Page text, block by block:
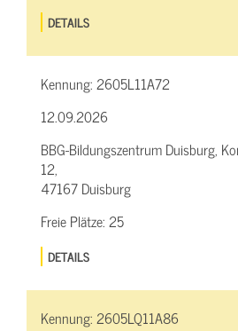
DETAILS
Kennung:2605L11A72
12.09.2026
BBG-Bildungszentrum Duisburg,
12,
47167 Duisburg
Freie Plätze:25
DETAILS
Kennung:2605LQ11A86